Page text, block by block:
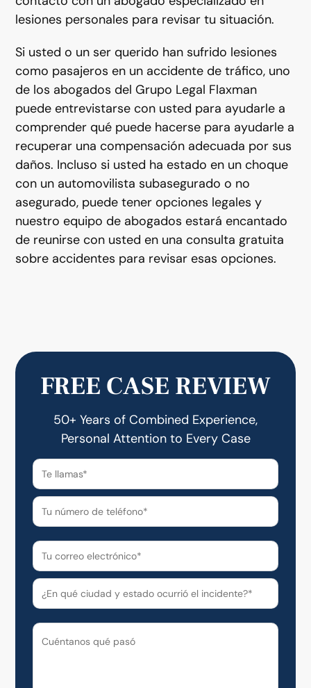
lesiones personales para revisar tu situación.
Si usted o un ser querido han sufrido lesiones
como pasajeros en un accidente de tráfico, uno
de los abogados del Grupo Legal Flaxman
puede entrevistarse con usted para ayudarle a
comprender qué puede hacerse para ayudarle a
recuperar una compensación adecuada por sus
daños. Incluso si usted ha estado en un choque
con un automovilista subasegurado o no
asegurado, puede tener opciones legales y
nuestro equipo de abogados estará encantado
de reunirse con usted en una consulta gratuita
sobre accidentes para revisar esas opciones.
FREE CASE REVIEW
50+ Years of Combined Experience,
Personal Attention to Every Case